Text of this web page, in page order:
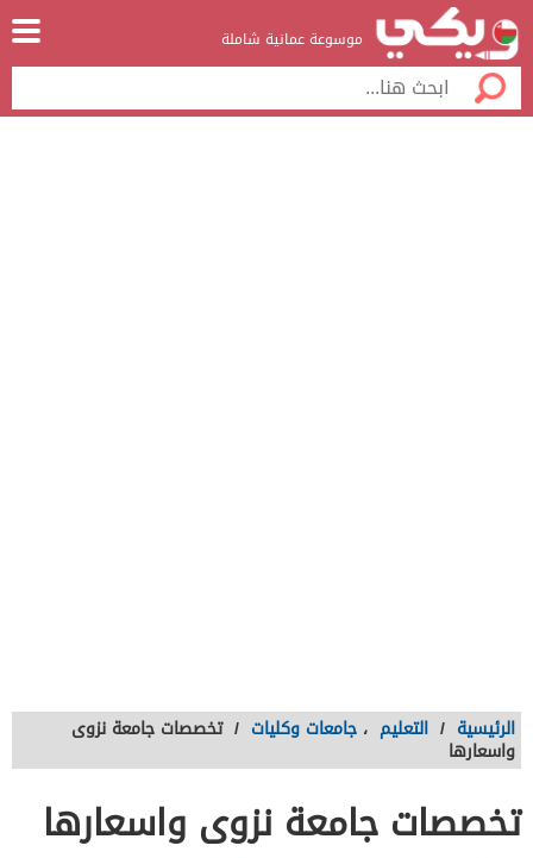
موسوعة عمانية شاملة
الرئيسية / التعليم ، جامعات وكليات / تخصصات جامعة نزوى
واسعارها
تخصصات جامعة نزوى واسعارها